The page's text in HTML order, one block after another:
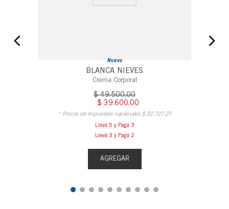
Nuevo
BLANCA NIEVES
Crema Corporal
$ 49.500,00
$ 39.600,00
* Precio sin impuestos nacionales $ 32. 727, 27
Llevá 5 y Pagá 3
Llevá 3 y Pagá 2
AGREGAR